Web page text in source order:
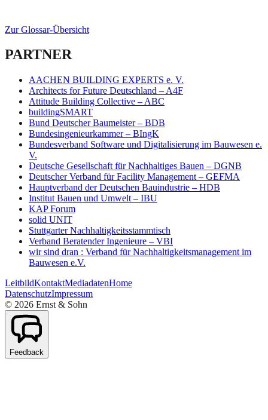
Zur Glossar-Übersicht
PARTNER
AACHEN BUILDING EXPERTS e. V.
Architects for Future Deutschland – A4F
Attitude Building Collective – ABC
buildingSMART
Bund Deutscher Baumeister – BDB
Bundesingenieurkammer – BIngK
Bundesverband Software und Digitalisierung im Bauwesen e.
V.
Deutsche Gesellschaft für Nachhaltiges Bauen – DGNB
Deutscher Verband für Facility Management – GEFMA
Hauptverband der Deutschen Bauindustrie – HDB
Institut Bauen und Umwelt – IBU
KAP Forum
solid UNIT
Stuttgarter Nachhaltigkeitsstammtisch
Verband Beratender Ingenieure – VBI
wir sind dran : Verband für Nachhaltigkeitsmanagement im
Bauwesen e.V.
LeitbildKontaktMediadatenHome
DatenschutzImpressum
© 2026 Ernst & Sohn
Feedback